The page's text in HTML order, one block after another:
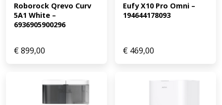
Roborock Qrevo Curv
5A1 White –
6936905900296
€899,00
Eufy X10 Pro Omni –
194644178093
€ 469,00